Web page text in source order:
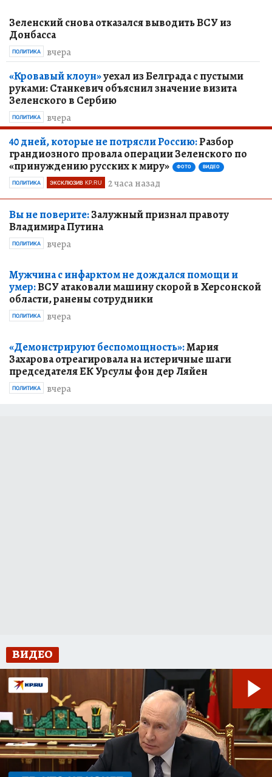
Зеленский снова отказался выводить ВСУ из
Донбасса
вчера
ПОЛИТИКА
«Кровавый клоун»уехал из Белграда с пустыми
руками: Станкевич объяснил значение визита
Зеленского в Сербию
вчера
ПОЛИТИКА
40 дней, которые не потрясли Россию:Разбор
грандиозного провала операции Зеленского по
«принуждению русских к миру»
ФОТО ВИДЕО
2 часа назад
ПОЛИТИКА ЭКСКЛЮЗИВ KP.RU
Вы не поверите:Залужный признал правоту
Владимира Путина
вчера
ПОЛИТИКА
Мужчина с инфарктом не дождался помощи и
умер:ВСУ атаковали машину скорой в Херсонской
области, ранены сотрудники
вчера
ПОЛИТИКА
«Демонстрируют беспомощность»:Мария
Захарова отреагировала на истеричные шаги
председателя ЕК Урсулы фон дер Ляйен
вчера
ПОЛИТИКА
ВИДЕО